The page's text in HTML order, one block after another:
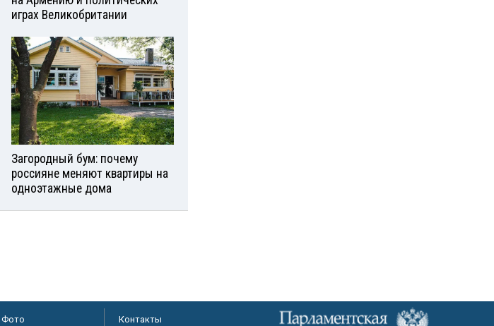
играх Великобритании
Загородный бум: почему
россияне меняют квартиры на
одноэтажные дома
Фото
Контакты